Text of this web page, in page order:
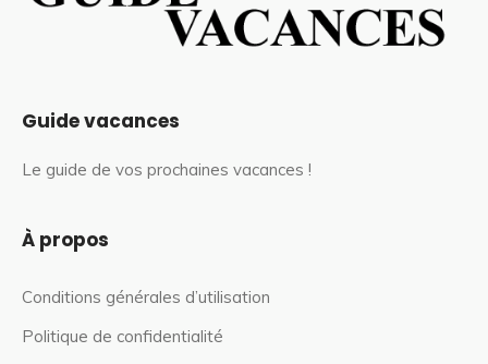
Guide vacances
Le guide de vos prochaines vacances !
À propos
Conditions générales d’utilisation
Politique de confidentialité